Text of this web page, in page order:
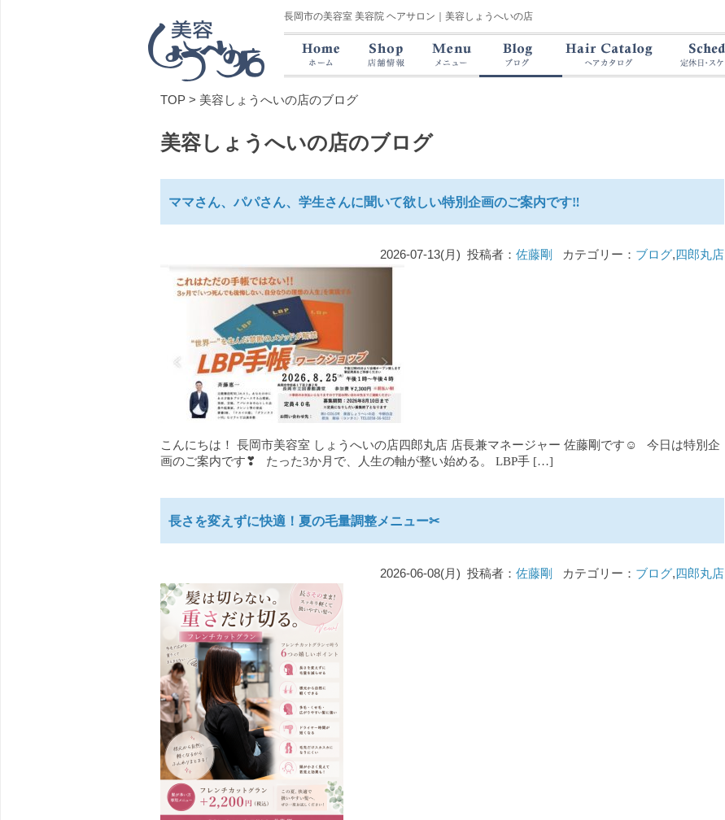
長岡市の美容室 美容院 ヘアサロン｜美容しょうへいの店
TOP > 美容しょうへいの店のブログ
美容しょうへいの店のブログ
ママさん、パパさん、学生さんに聞いて欲しい特別企画のご案内です‼️
2026-07-13(月) 投稿者： 佐藤剛 カテゴリー： ブログ,四郎丸店
こんにちは！ 長岡市美容室 しょうへいの店四郎丸店 店長兼マネージャー 佐藤剛です☺ 今日は特別企
画のご案内です❣ たった3か月で、人生の軸が整い始める。 LBP手 […]
長さを変えずに快適！夏の毛量調整メニュー✂︎
2026-06-08(月) 投稿者： 佐藤剛 カテゴリー： ブログ,四郎丸店